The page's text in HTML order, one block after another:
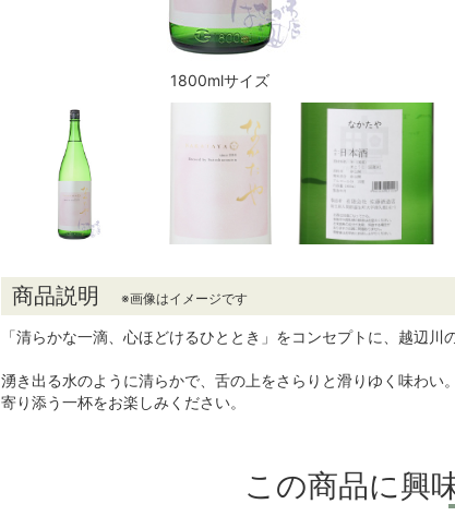
1800mlサイズ
商品説明 ※画像はイメージです
「清らかな一滴、心ほどけるひととき」をコンセプトに、越辺
湧き出る水のように清らかで、舌の上をさらりと滑りゆく味わ
寄り添う一杯をお楽しみください。
この商品に興